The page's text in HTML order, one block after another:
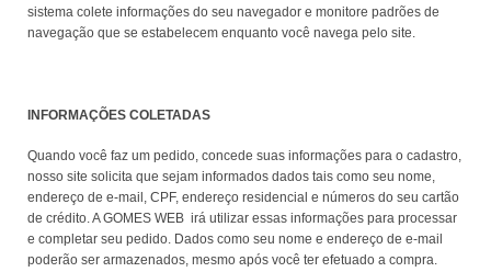
sistema colete informações do seu navegador e monitore padrões de
navegação que se estabelecem enquanto você navega pelo site.
INFORMAÇÕES COLETADAS
Quando você faz um pedido, concede suas informações para o cadastro,
nosso site solicita que sejam informados dados tais como seu nome,
endereço de e-mail, CPF, endereço residencial e números do seu cartão
de crédito. A GOMES WEB irá utilizar essas informações para processar
e completar seu pedido. Dados como seu nome e endereço de e-mail
poderão ser armazenados, mesmo após você ter efetuado a compra.